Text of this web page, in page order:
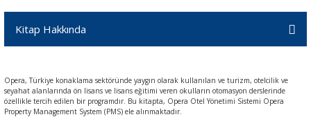
Kitap Hakkında
Opera, Türkiye konaklama sektöründe yaygın olarak kullanılan ve turizm, otelcilik ve
seyahat alanlarında ön lisans ve lisans eğitimi veren okulların otomasyon derslerinde
özellikle tercih edilen bir programdır. Bu kitapta, Opera Otel Yönetimi Sistemi Opera
Property Management System (PMS) ele alınmaktadır.